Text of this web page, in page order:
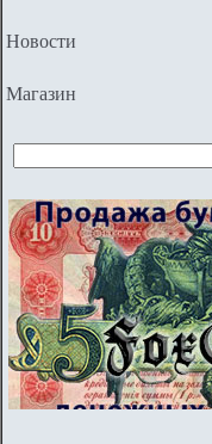
Новости
Магазин